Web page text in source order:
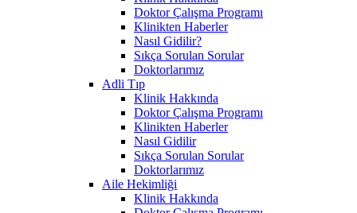
Doktor Çalışma Programı
Klinikten Haberler
Nasıl Gidilir?
Sıkça Sorulan Sorular
Doktorlarımız
Adli Tıp
Klinik Hakkında
Doktor Çalışma Programı
Klinikten Haberler
Nasıl Gidilir
Sıkça Sorulan Sorular
Doktorlarımız
Aile Hekimliği
Klinik Hakkında